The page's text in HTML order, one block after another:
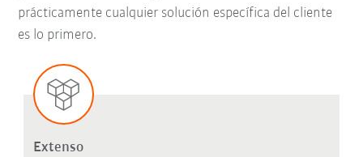
prácticamente cualquier solución específica del cliente
es lo primero.
Extenso